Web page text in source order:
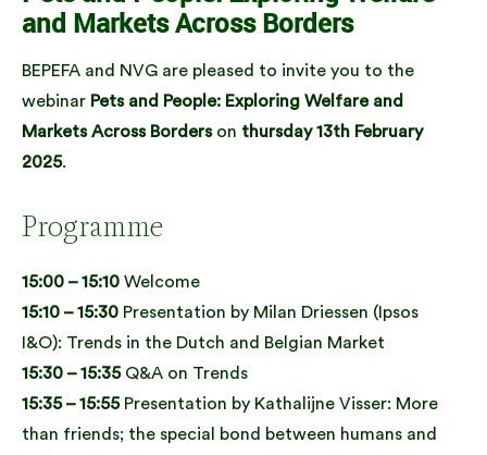
and Markets Across Borders
BEPEFA and NVG are pleased to invite you to the
webinar Pets and People: Exploring Welfare and
Markets Across Borders on thursday 13th February
2025.
Programme
15:00 – 15:10 Welcome
15:10 – 15:30 Presentation by Milan Driessen (Ipsos
I&O): Trends in the Dutch and Belgian Market
15:30 – 15:35Q&A on Trends
15:35 – 15:55Presentation by Kathalijne Visser: More
than friends; the special bond between humans and